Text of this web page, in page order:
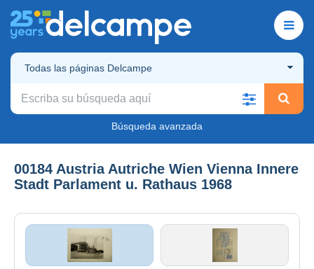
Todas las páginas Delcampe
Búsqueda avanzada
00184 Austria Autriche Wien Vienna Innere
Stadt Parlament u. Rathaus 1968